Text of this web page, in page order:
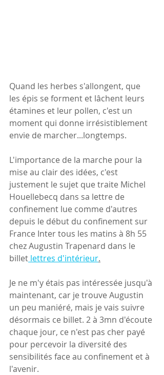
Quand les herbes s'allongent, que
les épis se forment et lâchent leurs
étamines et leur pollen, c'est un
moment qui donne irrésistiblement
envie de marcher...longtemps.
L'importance de la marche pour la
mise au clair des idées, c'est
justement le sujet que traite Michel
Houellebecq dans sa lettre de
confinement lue comme d'autres
depuis le début du confinement sur
France Inter tous les matins à 8h 55
chez Augustin Trapenard dans le
billet lettres d'intérieur.
Je ne m'y étais pas intéressée jusqu'à
maintenant, car je trouve Augustin
un peu maniéré, mais je vais suivre
désormais ce billet. 2 à 3mn d'écoute
chaque jour, ce n'est pas cher payé
pour percevoir la diversité des
sensibilités face au confinement et à
l'avenir.